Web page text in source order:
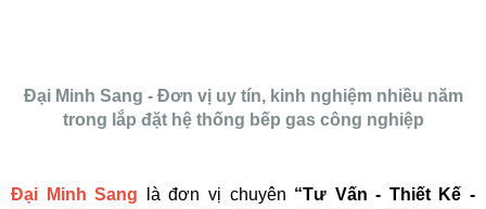
Đại Minh Sang - Đơn vị uy tín, kinh nghiệm nhiều năm
trong lắp đặt hệ thống bếp gas công nghiệp
Đại Minh Sang là đơn vị chuyên “Tư Vấn - Thiết Kế -